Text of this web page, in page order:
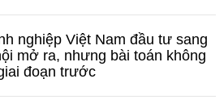
nghiệp Việt Nam đầu tư sang
mở ra, nhưng bài toán không
đoạn trước